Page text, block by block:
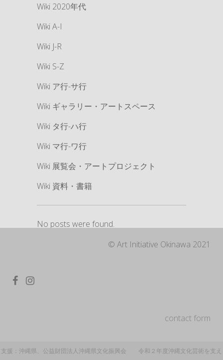
Wiki 2020年代
Wiki A-I
Wiki J-R
Wiki S-Z
Wiki ア行-サ行
Wiki ギャラリー・アートスペース
Wiki タ行-ハ行
Wiki マ行-ワ行
Wiki 展覧会・アートプロジェクト
Wiki 資料・書籍
No posts were found.
©︎ Art Initiative Okinawa 2021
contact form
支援：沖縄県、公益財団法人沖縄県文化振興会 令和２年度沖縄文化芸術を支え